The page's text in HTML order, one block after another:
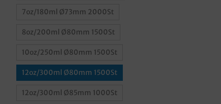
7oz/180ml Ø73mm 2000St
8oz/200ml Ø80mm 1500St
10oz/250ml Ø80mm 1500St
12oz/300ml Ø80mm 1500St
12oz/300ml Ø85mm 1000St